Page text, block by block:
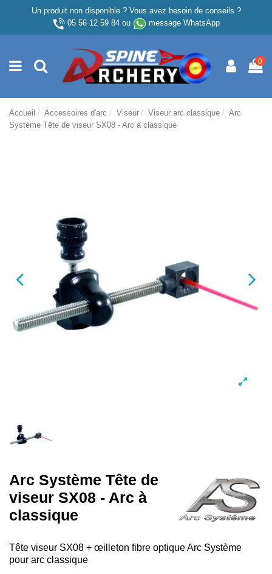
Un produit non disponible ? Vous avez besoin de conseils ?
05 56 12 59 84ou message WhatsApp
0
Accueil Accessoires d'arc Viseur Viseur arc classique
Arc
Système Tête de viseur SX08 - Arc à classique
Arc Système Tête de
viseur SX08 - Arc à
classique
Tête viseur SX08 + œilleton fibre optique Arc Système
pour arc classique